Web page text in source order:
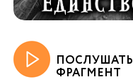
ПОСЛУШАТЬ
ФРАГМЕНТ